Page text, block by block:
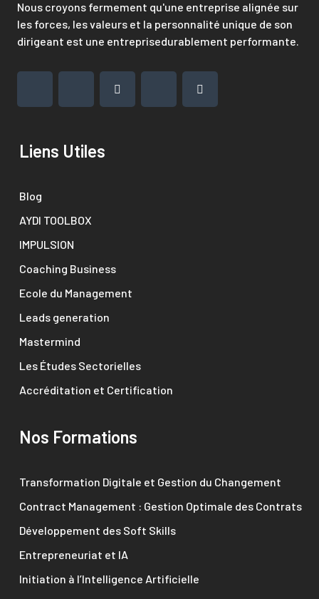
Nous croyons fermement qu'une entreprise alignée sur
les forces, les valeurs et la personnalité unique de son
dirigeant est une entreprisedurablement performante.
Liens Utiles
Blog
AYDI TOOLBOX
IMPULSION
Coaching Business
Ecole du Management
Leads generation
Mastermind
Les Études Sectorielles
Accréditation et Certification
Nos Formations
Transformation Digitale et Gestion du Changement
Contract Management : Gestion Optimale des Contrats
Développement des Soft Skills
Entrepreneuriat et IA
Initiation à l’Intelligence Artificielle